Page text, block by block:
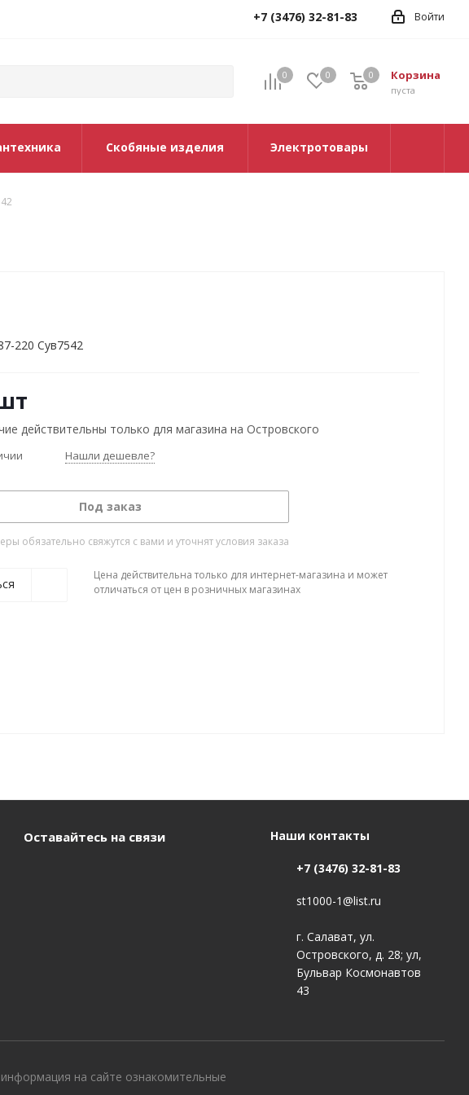
Войти
+7 (3476) 32-81-83
0 0 Корзина
0
пуста
0
Скобяные изделия Электротовары
220 Сув7542
действительны только для магазина на Островского
Нашли дешевле?
Под заказ
обязательно свяжутся с вами и уточнят условия заказа
Цена действительна только для интернет-магазина и может
отличаться от цен в розничных магазинах
Оставайтесь на связи Наши контакты
+7 (3476) 32-81-83
st1000-1@list.ru
г. Салават, ул.
Островского, д. 28; ул,
Бульвар Космонавтов
43
на сайте ознакомительные